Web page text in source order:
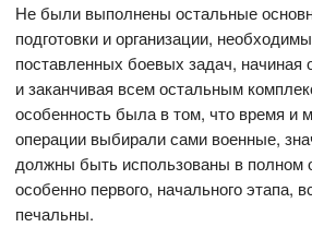
Не были выполнены остальные
подготовки и организации,
поставленных боевых задач, начиная
и заканчивая всем остальным
особенность была в том, что время и
операции выбирали сами военные,
должны быть использованы в полном
особенно первого, начального этапа,
печальны.